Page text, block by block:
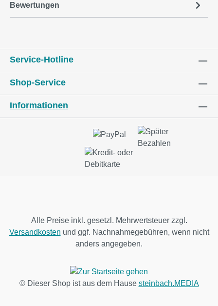
Bewertungen
Service-Hotline
Shop-Service
Informationen
Alle Preise inkl. gesetzl. Mehrwertsteuer zzgl.
Versandkosten und ggf. Nachnahmegebühren, wenn nicht
anders angegeben.
© Dieser Shop ist aus dem Hause steinbach.MEDIA